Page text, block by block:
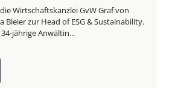
Wirtschaftskanzlei GvW Graf von
Bleier zur Head of ESG & Sustainability.
jährige Anwältin...